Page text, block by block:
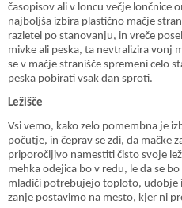
časopisov ali v loncu večje lončnice
najboljša izbira plastično mačje
razletel po stanovanju, in vreče
mivke ali peska, ta nevtralizira vonj
se v mačje stranišče spremeni celo
peska pobirati vsak dan sproti.
Ležišče
Vsi vemo, kako zelo pomembna je
počutje, in čeprav se zdi, da mačke
priporočljivo namestiti čisto svoje
mehka odejica bo v redu, le da se
mladiči potrebujejo toploto, udobje
zanje postavimo na mesto, kjer ni